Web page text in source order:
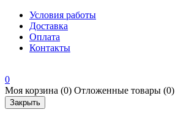
Условия работы
Доставка
Оплата
Контакты
0
Моя корзина (0) Отложенные товары (0)
Закрыть